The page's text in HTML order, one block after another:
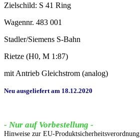
Zielschild: S 41 Ring
Wagennr. 483 001
Stadler/Siemens S-Bahn
Rietze (H0, M 1:87)
mit Antrieb Gleichstrom (analog)
Neu ausgeliefert am 18.12.2020
- Nur auf Vorbestellung -
Hinweise zur EU-Produktsicherheitsverordnung.